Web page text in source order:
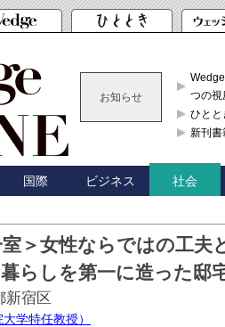
お知らせ
つの視
ひと
新刊書
国際 ビジネス 社会
＞女性ならではの工夫
らしを第一に造った邸
新宿区
学特任教授）